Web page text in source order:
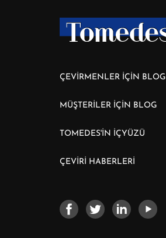
ÇEVİRMENLER İÇİN BLOG
MÜŞTERİLER İÇİN BLOG
TOMEDES'İN İÇYÜZÜ
ÇEVİRİ HABERLERİ